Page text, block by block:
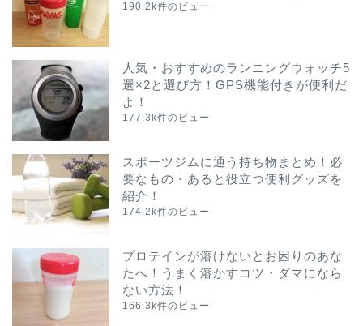
190.2k件のビュー
人気・おすすめのランニングウォッチ5
選×2と選び方！GPS機能付きが便利だ
よ！
177.3k件のビュー
スポーツジムに通う持ち物まとめ！必
要なもの・あると役立つ便利グッズを
紹介！
174.2k件のビュー
プロテインが溶けないとお困りのあな
たへ！うまく溶かすコツ・ダマになら
ない方法！
166.3k件のビュー